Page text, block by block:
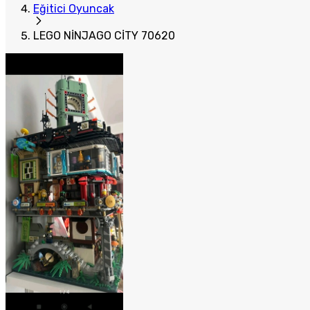
Eğitici Oyuncak
LEGO NİNJAGO CİTY 70620